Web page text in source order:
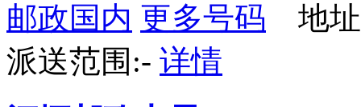
邮政国内 更多号码 地址
派送范围:- 详情